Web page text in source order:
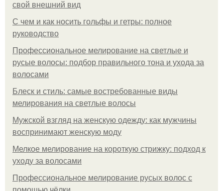
свой внешний вид
С чем и как носить гольфы и гетры: полное
руководство
Профессиональное мелирование на светлые и
русые волосы: подбор правильного тона и ухода за
волосами
Блеск и стиль: самые востребованные виды
мелирования на светлые волосы
Мужской взгляд на женскую одежду: как мужчины
воспринимают женскую моду
Мелкое мелирование на короткую стрижку: подход к
уходу за волосами
Профессиональное мелирование русых волос с